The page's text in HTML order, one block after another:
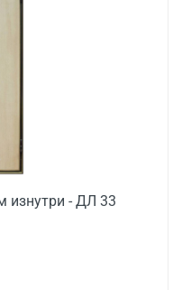
1500
изнутри - ДЛ 33